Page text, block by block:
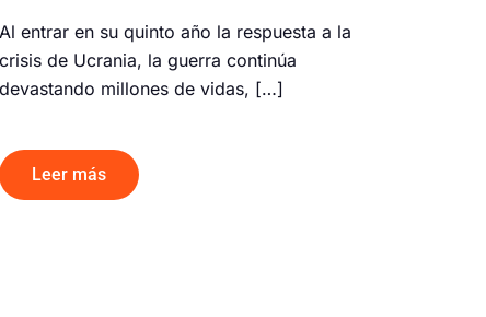
Al entrar en su quinto año la respuesta a la
crisis de Ucrania, la guerra continúa
devastando millones de vidas, […]
Leer más